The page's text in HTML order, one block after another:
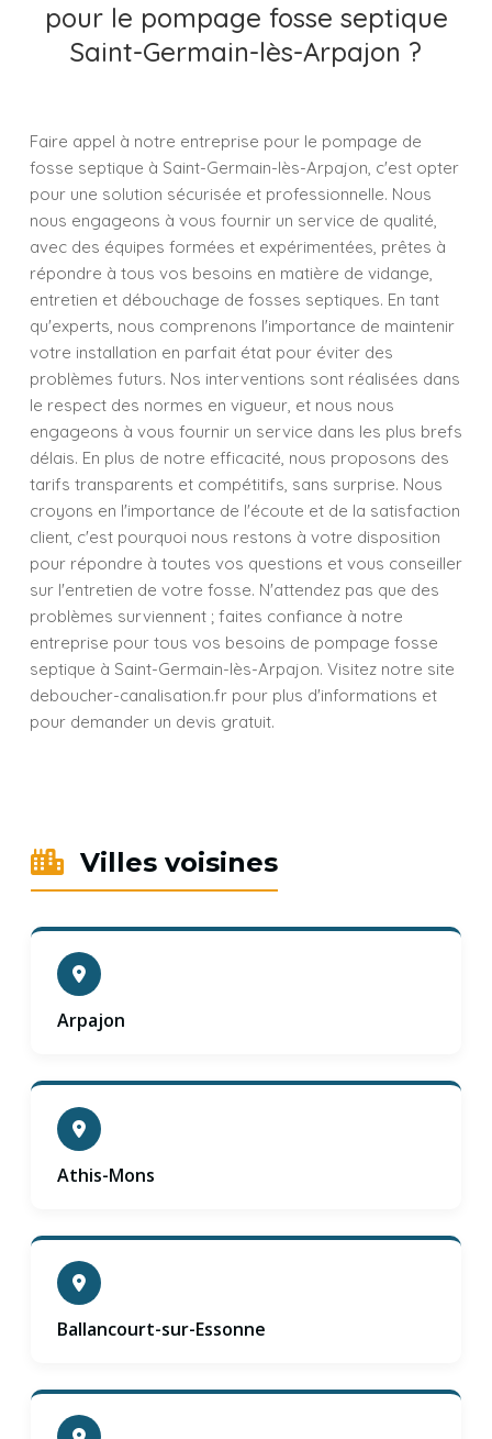
pour le pompage fosse septique
Saint-Germain-lès-Arpajon ?
Faire appel à notre entreprise pour le pompage de
fosse septique à Saint-Germain-lès-Arpajon, c'est opter
pour une solution sécurisée et professionnelle. Nous
nous engageons à vous fournir un service de qualité,
avec des équipes formées et expérimentées, prêtes à
répondre à tous vos besoins en matière de vidange,
entretien et débouchage de fosses septiques. En tant
qu'experts, nous comprenons l'importance de maintenir
votre installation en parfait état pour éviter des
problèmes futurs. Nos interventions sont réalisées dans
le respect des normes en vigueur, et nous nous
engageons à vous fournir un service dans les plus brefs
délais. En plus de notre efficacité, nous proposons des
tarifs transparents et compétitifs, sans surprise. Nous
croyons en l'importance de l'écoute et de la satisfaction
client, c'est pourquoi nous restons à votre disposition
pour répondre à toutes vos questions et vous conseiller
sur l'entretien de votre fosse. N'attendez pas que des
problèmes surviennent ; faites confiance à notre
entreprise pour tous vos besoins de pompage fosse
septique à Saint-Germain-lès-Arpajon. Visitez notre site
deboucher-canalisation.fr pour plus d'informations et
pour demander un devis gratuit.
Villes voisines
Arpajon
Athis-Mons
Ballancourt-sur-Essonne